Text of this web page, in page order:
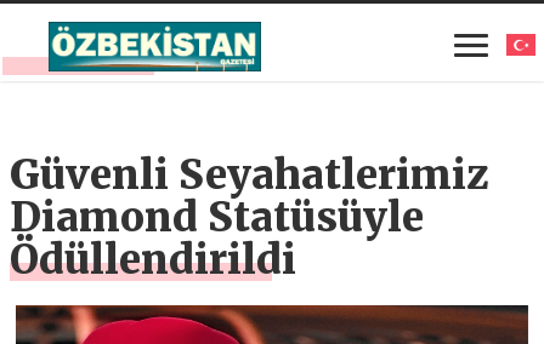
Güvenli Seyahatlerimiz
Diamond Statüsüyle
Ödüllendirildi